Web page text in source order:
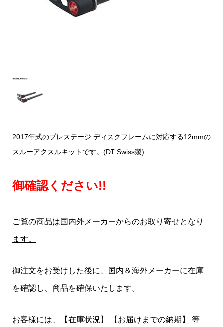
2017年式のプレステージ ディスクフレームに対応する12mmの
スルーアクスルキットです。(DT Swiss製)
御確認ください!!
ご覧の商品は国内外メーカーからのお取り寄せとなり
ます。
御注文をお受けした後に、国内＆海外メーカーに在庫
を確認し、商品を確保いたします。
お客様には、 【在庫状況】 【お届けまでの納期】 等